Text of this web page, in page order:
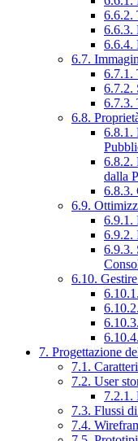
6.6.2.
6.6.3.
6.6.4.
6.7.
6.7.1.
6.7.2.
6.7.3.
6.8.
6.8.1.
6.8.2.
dalla
6.8.3.
6.9.
6.9.1.
6.9.2.
6.9.3.
6.10.
7. Progettazione
7.1.
7.2. User
7.2.1.
7.3. Flussi
7.4.